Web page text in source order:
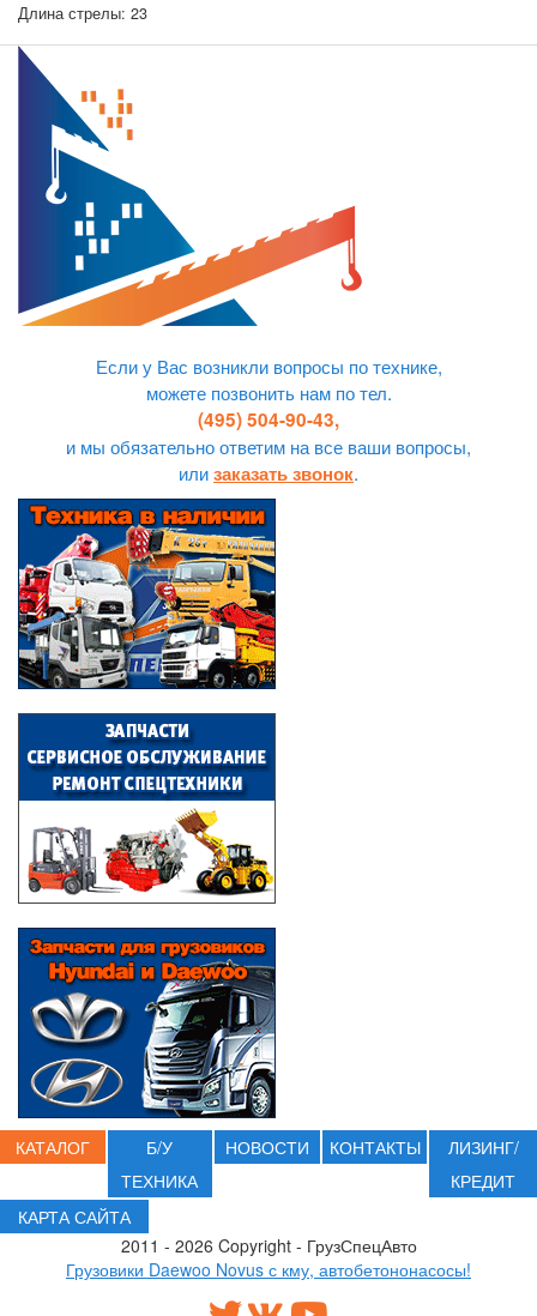
Длина стрелы: 23
Если у Вас возникли вопросы по технике,
можете позвонить нам по тел.
(495) 504-90-43,
и мы обязательно ответим на все ваши вопросы,
илизаказать звонок.
КАТАЛОГ
Б/У
ТЕХНИКА
НОВОСТИ КОНТАКТЫ
ЛИЗИНГ/
КРЕДИТ
КАРТА САЙТА
2011 - 2026 Copyright - ГрузСпецАвто
Грузовики Daewoo Novus с кму, автобетононасосы!